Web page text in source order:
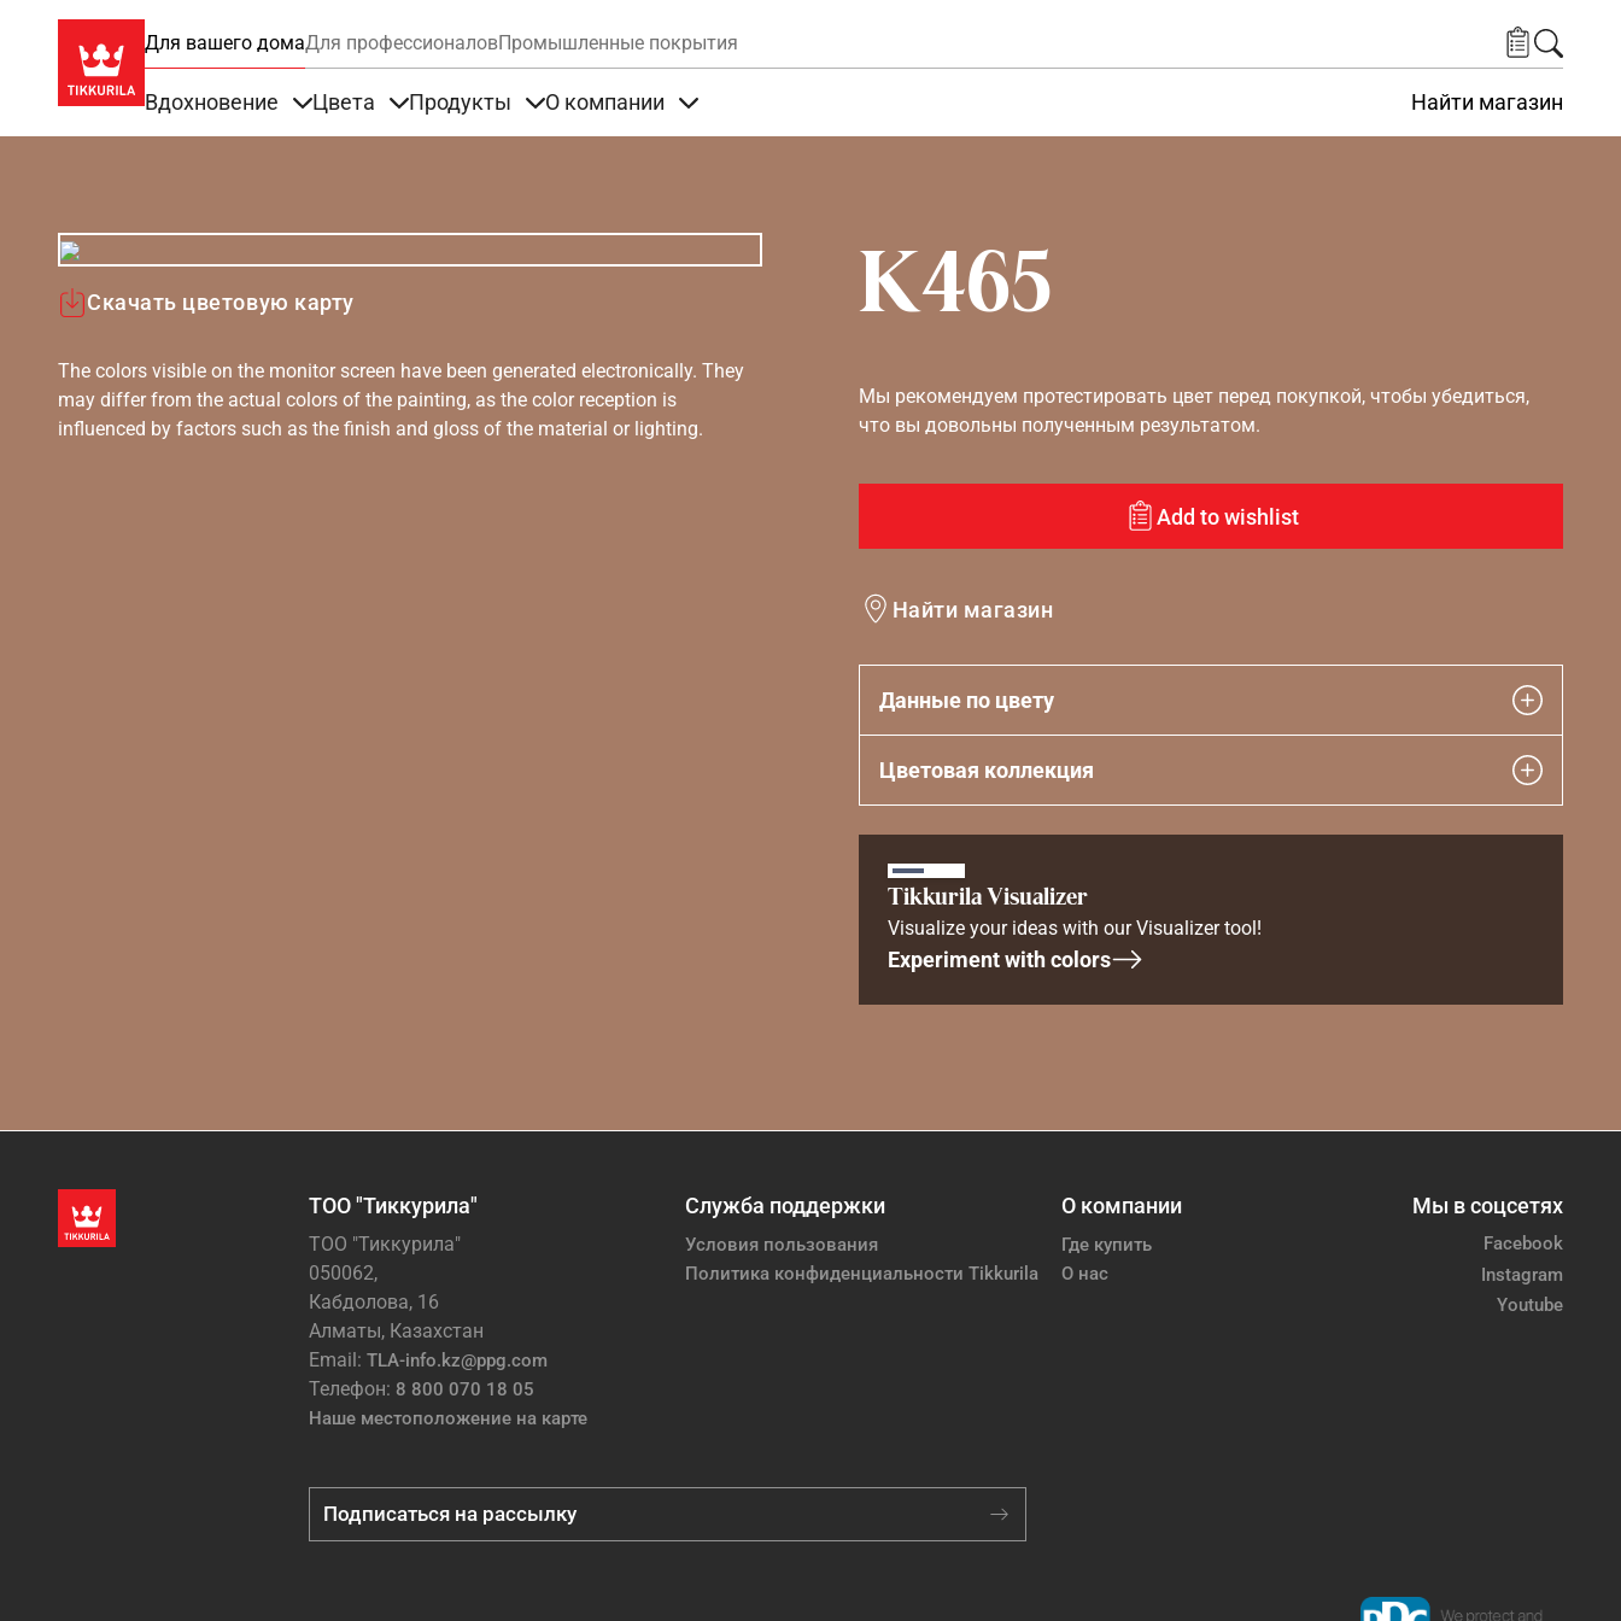
Для вашего домаДля профессионаловПромышленные покрытия
Вдохновение Цвета Продукты О компании Найти магазин
K465
Скачать цветовую карту
The colors visible on the monitor screen have been generated electronically. They
may differ from the actual colors of the painting, as the color reception is
influenced by factors such as the finish and gloss of the material or lighting.
Мы рекомендуем протестировать цвет перед покупкой, чтобы убедиться,
что вы довольны полученным результатом.
Add to wishlist
Найти магазин
Данные по цвету
Цветовая коллекция
Tikkurila Visualizer
Visualize your ideas with our Visualizer tool!
Experiment with colors
ТОО "Тиккурила"
ТОО "Тиккурила"
050062,
Кабдолова, 16
Алматы, Казахстан
Email: TLA-info.kz@ppg.com
Телефон: 8 800 070 18 05
Наше местоположение на карте
Служба поддержки
Условия пользования
Политика конфиденциальности Tikkurila
О компании
Где купить
О нас
Мы в соцсетях
Facebook
Instagram
Youtube
Подписаться на рассылку